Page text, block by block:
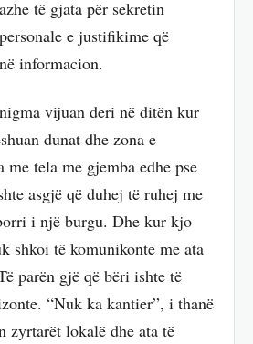
të gjata për sekretin
e justifikime që
informacion.
vijuan deri në ditën kur
dunat dhe zona e
tela me gjemba edhe pse
asgjë që duhej të ruhej me
i një burgu. Dhe kur kjo
shkoi të komunikonte me ata
parën gjë që bëri ishte të
“Nuk ka kantier”, i thanë
zyrtarët lokalë dhe ata të